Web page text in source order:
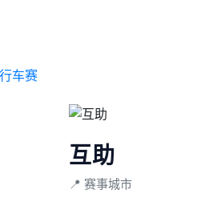
互助‌
📍 赛事城市